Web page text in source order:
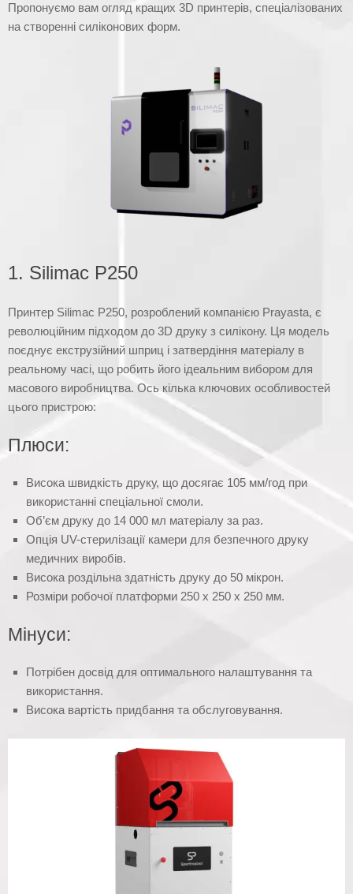
Пропонуємо вам огляд кращих 3D принтерів, спеціалізованих
на створенні силіконових форм.
1. Silimac P250
Принтер Silimac P250, розроблений компанією Prayasta, є
революційним підходом до 3D друку з силікону. Ця модель
поєднує екструзійний шприц і затвердіння матеріалу в
реальному часі, що робить його ідеальним вибором для
масового виробництва. Ось кілька ключових особливостей
цього пристрою:
Плюси:
Висока швидкість друку, що досягає 105 мм/год при
використанні спеціальної смоли.
Об’єм друку до 14 000 мл матеріалу за раз.
Опція UV-стерилізації камери для безпечного друку
медичних виробів.
Висока роздільна здатність друку до 50 мікрон.
Розміри робочої платформи 250 х 250 х 250 мм.
Мінуси:
Потрібен досвід для оптимального налаштування та
використання.
Висока вартість придбання та обслуговування.